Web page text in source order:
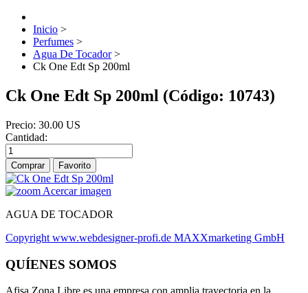
Inicio >
Perfumes >
Agua De Tocador >
Ck One Edt Sp 200ml
Ck One Edt Sp 200ml (Código: 10743)
Precio: 30.00 US
Cantidad:
Comprar
Acercar imagen
AGUA DE TOCADOR
Copyright www.webdesigner-profi.de MAXXmarketing GmbH
QUÍENES SOMOS